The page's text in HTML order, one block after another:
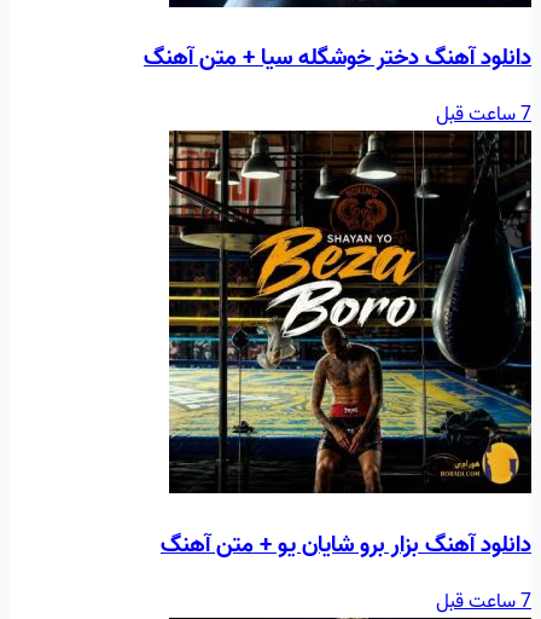
دانلود آهنگ دختر خوشگله سیا + متن آهنگ
7 ساعت قبل
دانلود آهنگ بزار برو شایان یو + متن آهنگ
7 ساعت قبل